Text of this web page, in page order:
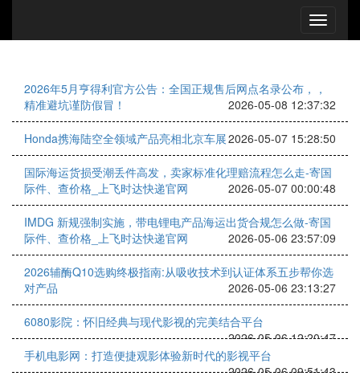
2026年5月亨得利官方公告：全国正规售后网点名录公布，，
精准避坑谨防假冒！
2026-05-08 12:37:32
Honda携海陆空全领域产品亮相北京车展2026-05-07 15:28:50
国际海运货损受潮丢件高发，卖家标准化理赔流程怎么走-寄国
际件、查价格_上飞时达快递官网
2026-05-07 00:00:48
IMDG 新规强制实施，带电锂电产品海运出货合规怎么做-寄国
际件、查价格_上飞时达快递官网
2026-05-06 23:57:09
2026辅酶Q10选购终极指南:从吸收技术到认证体系五步帮你选
对产品
2026-05-06 23:13:27
6080影院：怀旧经典与现代影视的完美结合平台
2026-05-06 12:20:47
手机电影网：打造便捷观影体验新时代的影视平台
2026-05-06 09:51:43